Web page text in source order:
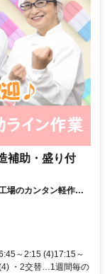
補助・盛り付
のカンタン軽作業♪
クリーニング無料！
～2:15 (4)17:15～
・2交替…1週間毎の